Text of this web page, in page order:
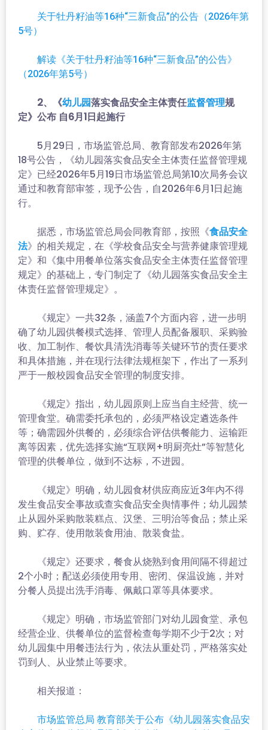
关于牡丹籽油等16种“三新食品”的公告（2026年第
5号）
解读《关于牡丹籽油等16种“三新食品”的公告》
（2026年第5号）
2、《幼儿园落实食品安全主体责任监督管理规
定》公布 自6月1日起施行
5月29日，市场监管总局、教育部发布2026年第
18号公告，《幼儿园落实食品安全主体责任监督管理规
定》已经2026年5月19日市场监管总局第10次局务会议
通过和教育部审签，现予公告，自2026年6月1日起施
行。
据悉，市场监管总局会同教育部，按照《食品安全
法》的相关规定，在《学校食品安全与营养健康管理规
定》和《集中用餐单位落实食品安全主体责任监督管理
规定》的基础上，专门制定了《幼儿园落实食品安全主
体责任监督管理规定》。
《规定》一共32条，涵盖7个方面内容，进一步明
确了幼儿园供餐模式选择、管理人员配备履职、采购验
收、加工制作、餐饮具清洗消毒等关键环节的责任要求
和具体措施，并在现行法律法规框架下，作出了一系列
严于一般校园食品安全管理的制度安排。
《规定》指出，幼儿园原则上应当自主经营、统一
管理食堂。确需委托承包的，必须严格设定遴选条件
等；确需园外供餐的，必须综合评估供餐能力、运输距
离等因素，优先选择实施“互联网+明厨亮灶”等智慧化
管理的供餐单位，做到不达标，不进园。
《规定》明确，幼儿园食材供应商应近3年内不得
发生食品安全事故或查实食品安全舆情事件；幼儿园禁
止从园外采购散装糕点、汉堡、三明治等食品；禁止采
购、贮存、使用散装食用油、散装食盐。
《规定》还要求，餐食从烧熟到食用间隔不得超过
2个小时；配送必须使用专用、密闭、保温设施，并对
分餐人员提出洗手消毒、佩戴口罩等具体要求。
《规定》明确，市场监管部门对幼儿园食堂、承包
经营企业、供餐单位的监督检查每学期不少于2次；对
幼儿园集中用餐违法行为，依法从重处罚，严格落实处
罚到人、从业禁止等要求。
相关报道：
市场监管总局 教育部关于公布《幼儿园落实食品安